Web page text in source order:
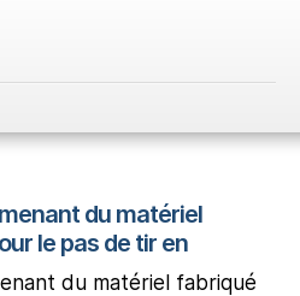
du matériel
le pas de tir en
du matériel fabriqué